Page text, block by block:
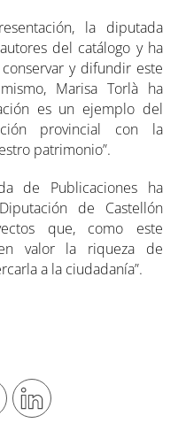
la diputada
del catálogo y ha
y difundir este
Marisa Torlà ha
es un ejemplo del
provincial con la
patrimonio”.
de Publicaciones ha
de Castellón
que, como este
valor la riqueza de
a la ciudadanía”.